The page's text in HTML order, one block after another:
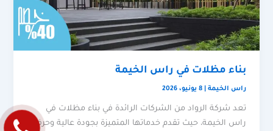
بناء مظلات في راس الخيمة
راس الخيمة |8 يونيو، 2026
تعد شركة الرواد من الشركات الرائدة في بناء مظلات في
راس الخيمة، حيث تقدم خدماتها المتميزة بجودة عالية وحرفية